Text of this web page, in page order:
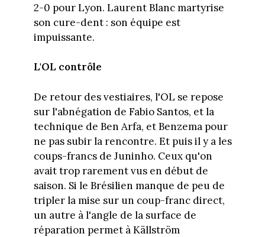
2-0 pour Lyon. Laurent Blanc martyrise
son cure-dent : son équipe est
impuissante.
L'OL contrôle
De retour des vestiaires, l'OL se repose
sur l'abnégation de Fabio Santos, et la
technique de Ben Arfa, et Benzema pour
ne pas subir la rencontre. Et puis il y a les
coups-francs de Juninho. Ceux qu'on
avait trop rarement vus en début de
saison. Si le Brésilien manque de peu de
tripler la mise sur un coup-franc direct,
un autre à l'angle de la surface de
réparation permet à Källström